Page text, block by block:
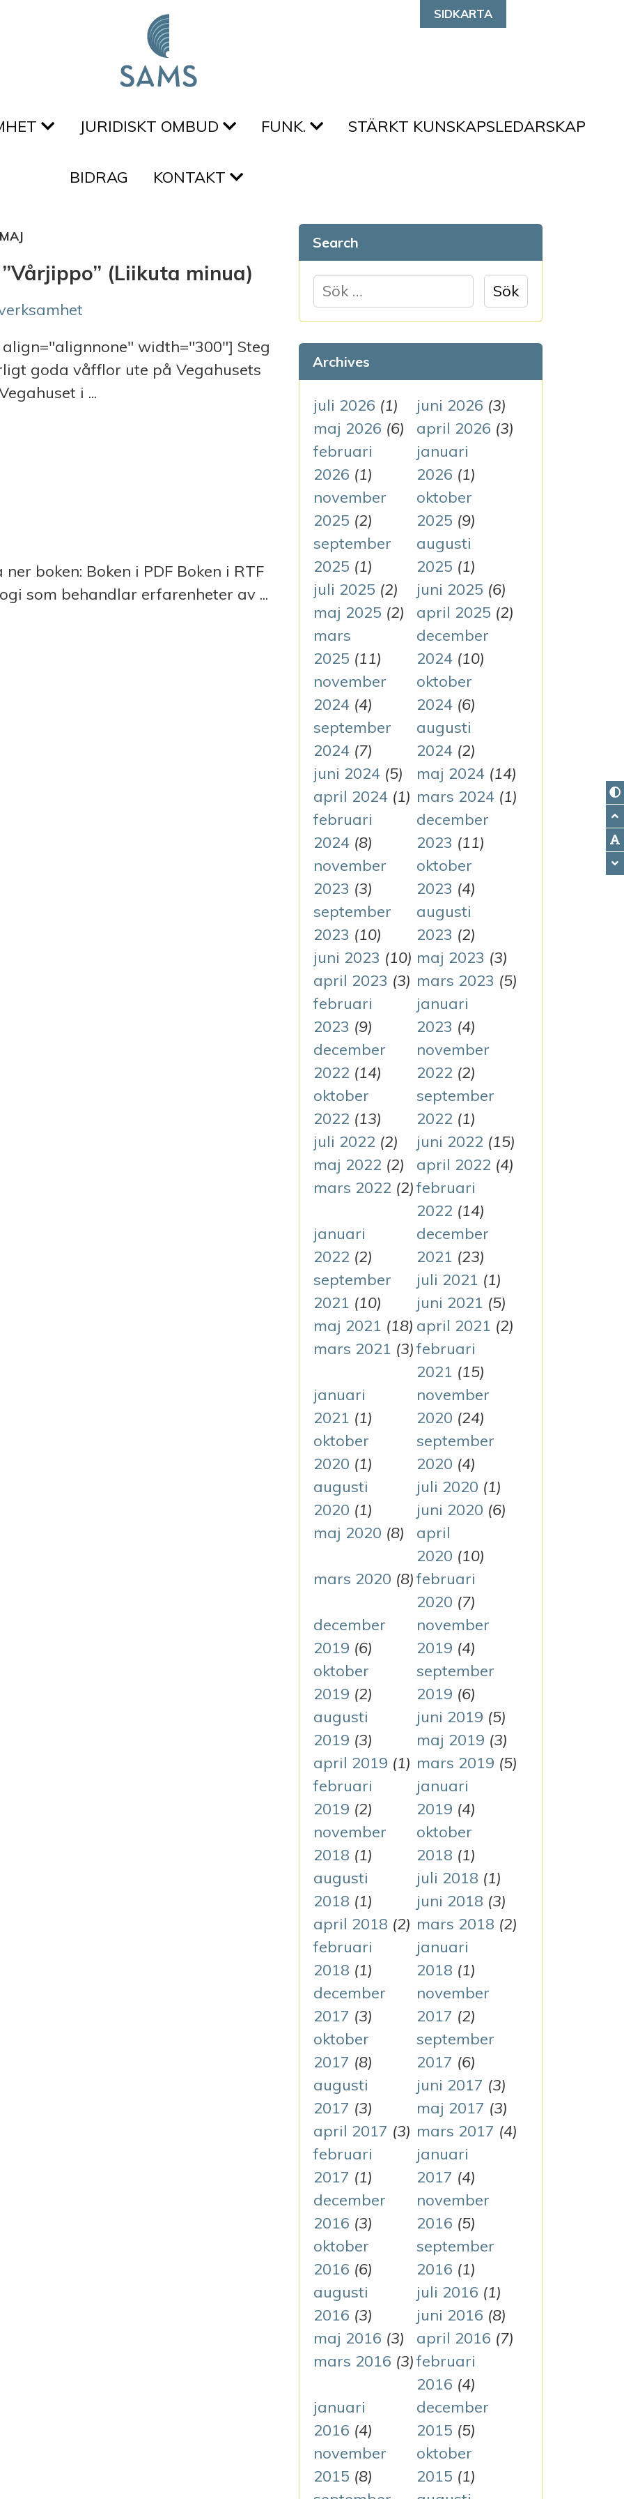
SIDKARTA
JURIDISKT OMBUD FUNK. STÄRKT KUNSKAPSLEDARSKAP
BIDRAG KONTAKT
MAJ
(Liikuta minua)
width="300"] Steg
goda våfflor ute på Vegahusets
i ...
(LIIKUTA MINUA)
boken: Boken i PDF Boken i RTF
som behandlar erfarenheter av ...
Search
ö
e
f
t
e
r
:
Archives
juli 2026 (1) juni 2026 (3)
maj 2026 (6) april 2026 (3)
februari
2026 (1)
januari
2026 (1)
november
2025 (2)
oktober
2025 (9)
september
2025 (1)
augusti
2025 (1)
juli 2025 (2) juni 2025 (6)
maj 2025 (2) april 2025 (2)
mars
2025 (11)
december
2024(10)
november
2024 (4)
oktober
2024(6)
september
2024 (7)
augusti
2024(2)
juni 2024 (5) maj 2024(14)
april 2024 (1) mars 2024(1)
februari
2024 (8)
december
2023 (11)
november
2023 (3)
oktober
2023 (4)
september
2023 (10)
augusti
2023 (2)
juni 2023 (10) maj 2023 (3)
april 2023 (3) mars 2023 (5)
februari
2023 (9)
januari
2023 (4)
december
2022 (14)
november
2022 (2)
oktober
2022 (13)
september
2022 (1)
juli 2022 (2) juni 2022 (15)
maj 2022 (2) april 2022 (4)
mars 2022 (2)februari
2022 (14)
januari
2022 (2)
december
2021 (23)
september
2021 (10)
juli 2021 (1)
juni 2021 (5)
maj 2021 (18) april 2021 (2)
mars 2021 (3)februari
2021 (15)
januari
2021 (1)
november
2020 (24)
oktober
2020 (1)
september
2020 (4)
augusti
2020 (1)
juli 2020 (1)
juni 2020 (6)
maj 2020 (8)
april
2020 (10)
mars 2020 (8)februari
2020 (7)
december
2019 (6)
november
2019 (4)
oktober
2019 (2)
september
2019 (6)
augusti
2019 (3)
juni 2019 (5)
maj 2019 (3)
april 2019 (1) mars 2019 (5)
februari
2019 (2)
januari
2019 (4)
november
2018 (1)
oktober
2018 (1)
augusti
2018 (1)
juli 2018 (1)
juni 2018 (3)
april 2018 (2) mars 2018 (2)
februari
2018 (1)
januari
2018 (1)
december
2017 (3)
november
2017 (2)
oktober
2017 (8)
september
2017 (6)
augusti
2017 (3)
juni 2017 (3)
maj 2017 (3)
april 2017 (3) mars 2017 (4)
februari
2017 (1)
januari
2017 (4)
december
2016 (3)
november
2016 (5)
oktober
2016 (6)
september
2016 (1)
augusti
2016 (3)
juli 2016 (1)
juni 2016 (8)
maj 2016 (3) april 2016 (7)
mars 2016 (3)februari
2016 (4)
januari
2016 (4)
december
2015 (5)
november
2015 (8)
oktober
2015 (1)